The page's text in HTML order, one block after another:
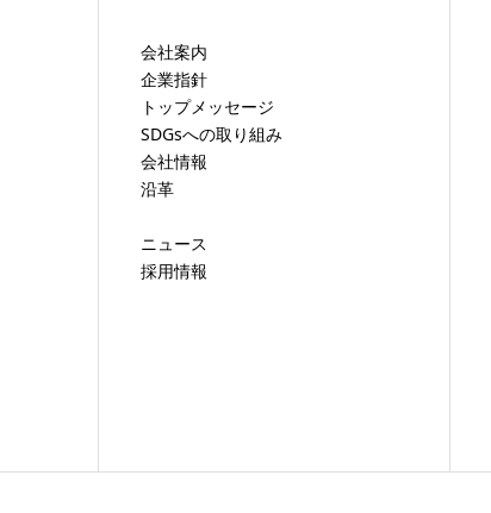
会社案内
企業指針
トップメッセージ
SDGsへの取り組み
会社情報
沿革
ニュース
採用情報